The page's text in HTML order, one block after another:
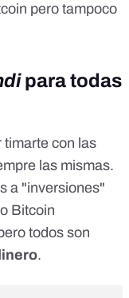
pero tampoco
para todas
timarte con las
las mismas.
a "inversiones"
Bitcoin
todos son
.